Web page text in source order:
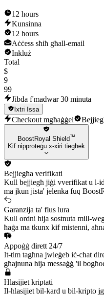
12 hours
Kunsinna
12 hours
Aċċess sħiħ għall-email
Inkluż
Total
$
9
99
Jibda f'madwar 30 minuta
Ixtri Issa
Checkout mgħaġġel
BoostRoyal Shield™
Kif nipproteġu x-xiri tiegħek
Bejjiegħa verifikati
Kull bejjiegħ jiġi vverifikat u l-
ma jkun jista' jelenka fuq
Garanzija ta' flus lura
Kull ordni hija sostnuta mill-
ħaġa ma tkunx kif mistenni,
Appoġġ dirett 24/7
It-tim tagħna jwieġeb iċ-chat
għajnuna hija messaġġ 'il
Ħlasijiet kriptati
Il-ħlasijiet bil-kard u bil-kripto